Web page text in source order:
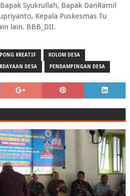
Syukrullah, Bapak DanRamil
Kepala Puskesmas Tu
lain. BBB_DII.
KREATIF KOLOM DESA
DESA PENDAMPINGAN DESA